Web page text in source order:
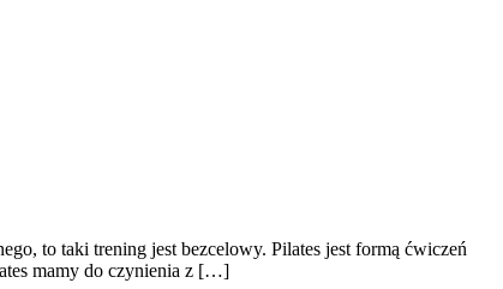
to taki trening jest bezcelowy. Pilates jest formą ćwiczeń
mamy do czynienia z […]